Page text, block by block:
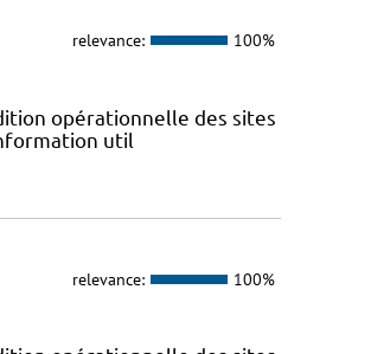
relevance: 100%
opérationnelle des sites
util
relevance: 100%